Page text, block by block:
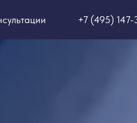
+7 (495)